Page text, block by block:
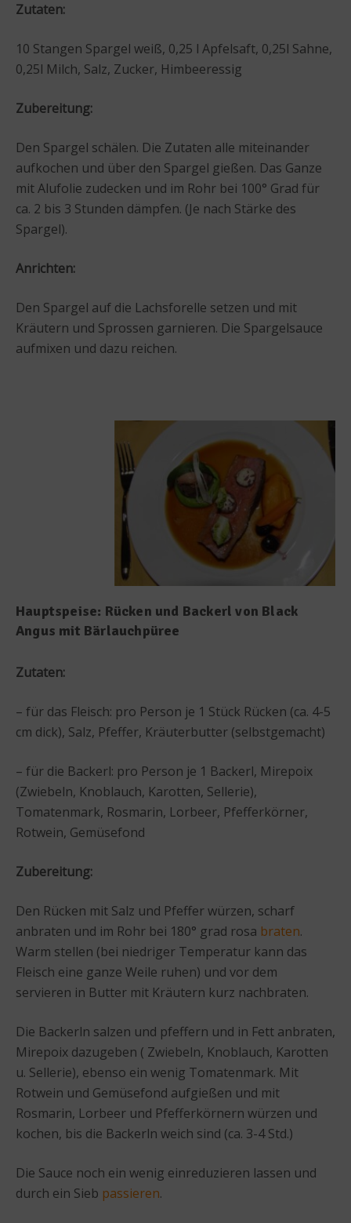
Zutaten:
10 Stangen Spargel weiß, 0,25 l Apfelsaft, 0,25l Sahne,
0,25l Milch, Salz, Zucker, Himbeeressig
Zubereitung:
Den Spargel schälen. Die Zutaten alle miteinander
aufkochen und über den Spargel gießen. Das Ganze
mit Alufolie zudecken und im Rohr bei 100° Grad für
ca. 2 bis 3 Stunden dämpfen. (Je nach Stärke des
Spargel).
Anrichten:
Den Spargel auf die Lachsforelle setzen und mit
Kräutern und Sprossen garnieren. Die Spargelsauce
aufmixen und dazu reichen.
Hauptspeise: Rücken und Backerl von Black
Angus mit Bärlauchpüree
Zutaten:
– für das Fleisch: pro Person je 1 Stück Rücken (ca. 4-5
cm dick), Salz, Pfeffer, Kräuterbutter (selbstgemacht)
– für die Backerl: pro Person je 1 Backerl, Mirepoix
(Zwiebeln, Knoblauch, Karotten, Sellerie),
Tomatenmark, Rosmarin, Lorbeer, Pfefferkörner,
Rotwein, Gemüsefond
Zubereitung:
Den Rücken mit Salz und Pfeffer würzen, scharf
anbraten und im Rohr bei 180° grad rosa braten.
Warm stellen (bei niedriger Temperatur kann das
Fleisch eine ganze Weile ruhen) und vor dem
servieren in Butter mit Kräutern kurz nachbraten.
Die Backerln salzen und pfeffern und in Fett anbraten,
Mirepoix dazugeben ( Zwiebeln, Knoblauch, Karotten
u. Sellerie), ebenso ein wenig Tomatenmark. Mit
Rotwein und Gemüsefond aufgießen und mit
Rosmarin, Lorbeer und Pfefferkörnern würzen und
kochen, bis die Backerln weich sind (ca. 3-4 Std.)
Die Sauce noch ein wenig einreduzieren lassen und
durch ein Sieb passieren.